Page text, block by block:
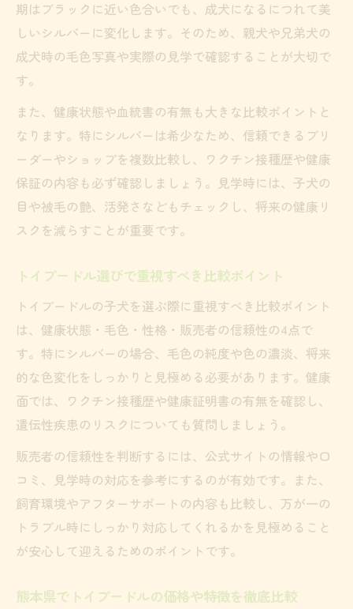
期はブラックに近い色合いでも、成犬になるにつれて美
しいシルバーに変化します。そのため、親犬や兄弟犬の
成犬時の毛色写真や実際の見学で確認することが大切で
す。
また、健康状態や血統書の有無も大きな比較ポイントと
なります。特にシルバーは希少なため、信頼できるブリ
ーダーやショップを複数比較し、ワクチン接種歴や健康
保証の内容も必ず確認しましょう。見学時には、子犬の
目や被毛の艶、活発さなどもチェックし、将来の健康リ
スクを減らすことが重要です。
トイプードル選びで重視すべき比較ポイント
トイプードルの子犬を選ぶ際に重視すべき比較ポイント
は、健康状態・毛色・性格・販売者の信頼性の4点で
す。特にシルバーの場合、毛色の純度や色の濃淡、将来
的な色変化をしっかりと見極める必要があります。健康
面では、ワクチン接種歴や健康証明書の有無を確認し、
遺伝性疾患のリスクについても質問しましょう。
販売者の信頼性を判断するには、公式サイトの情報や口
コミ、見学時の対応を参考にするのが有効です。また、
飼育環境やアフターサポートの内容も比較し、万が一の
トラブル時にしっかり対応してくれるかを見極めること
が安心して迎えるためのポイントです。
熊本県でトイプードルの価格や特徴を徹底比較